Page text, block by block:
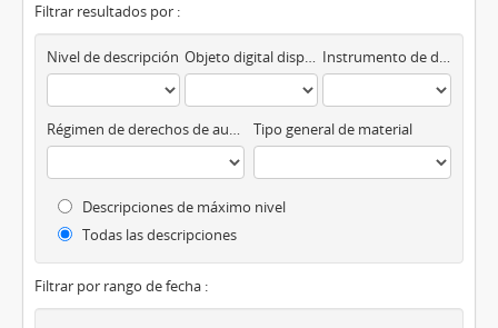
Filtrar resultados por :
Nivel de descripción Objeto digital disponibles Instrumento de descripción
Régimen de derechos de autor Tipo general de material
Descripciones de máximo nivel
Todas las descripciones
Filtrar por rango de fecha :